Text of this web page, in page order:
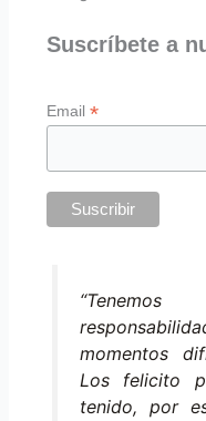
Suscríbete a
Email*
momentos
Los felicito
tenido, por